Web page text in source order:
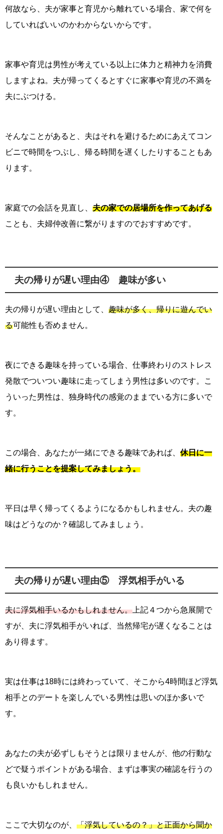
何故なら、夫が家事と育児から離れている場合、家で何を
していればいいのかわからないからです。
家事や育児は男性が考えている以上に体力と精神力を消費
しますよね。夫が帰ってくるとすぐに家事や育児の不満を
夫にぶつける。
そんなことがあると、夫はそれを避けるためにあえてコン
ビニで時間をつぶし、帰る時間を遅くしたりすることもあ
ります。
家庭での会話を見直し、 夫の家での居場所を作ってあげる
ことも、夫婦仲改善に繋がりますのでおすすめです。
夫の帰りが遅い理由④ 趣味が多い
夫の帰りが遅い理由として、 趣味が多く、帰りに遊んでい
る可能性も否めません。
夜にできる趣味を持っている場合、仕事終わりのストレス
発散でついつい趣味に走ってしまう男性は多いのです。こ
ういった男性は、独身時代の感覚のままでいる方に多いで
す。
この場合、あなたが一緒にできる趣味であれば、 休日に一
緒に行うことを提案してみましょう。
平日は早く帰ってくるようになるかもしれません。夫の趣
味はどうなのか？確認してみましょう。
夫の帰りが遅い理由⑤ 浮気相手がいる
夫に浮気相手いるかもしれません。 上記４つから急展開で
すが、夫に浮気相手がいれば、当然帰宅が遅くなることは
あり得ます。
実は仕事は18時には終わっていて、そこから4時間ほど浮気
相手とのデートを楽しんでいる男性は思いのほか多いで
す。
あなたの夫が必ずしもそうとは限りませんが、他の行動な
どで疑うポイントがある場合、まずは事実の確認を行うの
も良いかもしれません。
ここで大切なのが、 「浮気しているの？」と正面から聞か